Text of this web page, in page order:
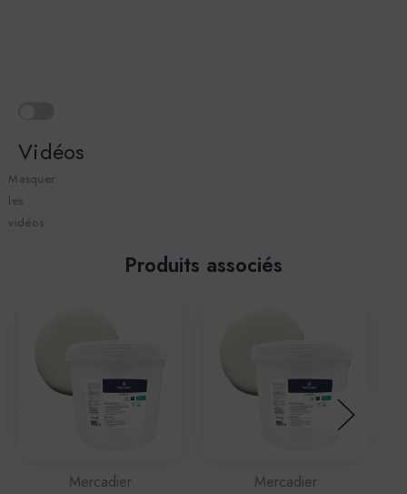
Vidéos
Masquer
les
vidéos
Produits associés
Mercadier Mercadier